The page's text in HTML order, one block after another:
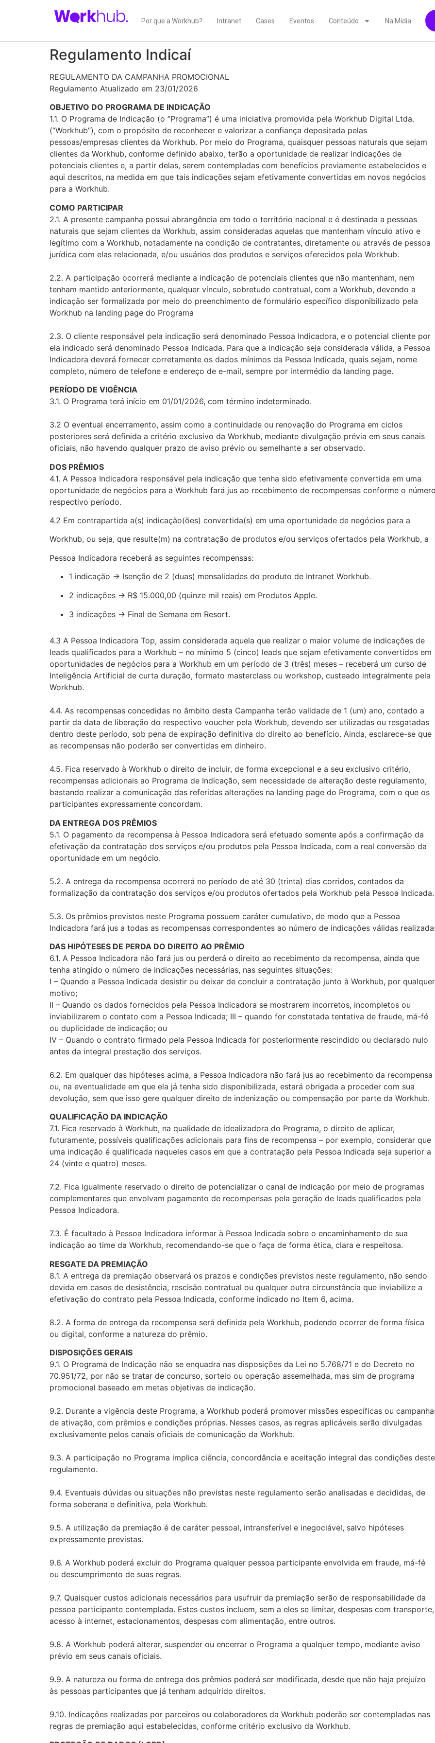
Por que a Workhub? Intranet Cases Eventos Conteúdo Na Mídia
Regulamento Indicaí
REGULAMENTO DA CAMPANHA PROMOCIONAL
Regulamento Atualizado em 23/01/2026
OBJETIVO DO PROGRAMA DE INDICAÇÃO
1.1. O Programa de Indicação (o “Programa”) é uma iniciativa promovida pela Workhub Digital Ltda.
(“Workhub”), com o propósito de reconhecer e valorizar a confiança depositada pelas
pessoas/empresas clientes da Workhub. Por meio do Programa, quaisquer pessoas naturais que sejam
clientes da Workhub, conforme definido abaixo, terão a oportunidade de realizar indicações de
potenciais clientes e, a partir delas, serem contempladas com benefícios previamente estabelecidos e
aqui descritos, na medida em que tais indicações sejam efetivamente convertidas em novos negócios
para a Workhub.
COMO PARTICIPAR
2.1. A presente campanha possui abrangência em todo o território nacional e é destinada a pessoas
naturais que sejam clientes da Workhub, assim consideradas aquelas que mantenham vínculo ativo e
legítimo com a Workhub, notadamente na condição de contratantes, diretamente ou através de pessoa
jurídica com elas relacionada, e/ou usuários dos produtos e serviços oferecidos pela Workhub.
2.2. A participação ocorrerá mediante a indicação de potenciais clientes que não mantenham, nem
tenham mantido anteriormente, qualquer vínculo, sobretudo contratual, com a Workhub, devendo a
indicação ser formalizada por meio do preenchimento de formulário específico disponibilizado pela
Workhub na landing page do Programa
2.3. O cliente responsável pela indicação será denominado Pessoa Indicadora, e o potencial cliente por
ela indicado será denominado Pessoa Indicada. Para que a indicação seja considerada válida, a Pessoa
Indicadora deverá fornecer corretamente os dados mínimos da Pessoa Indicada, quais sejam, nome
completo, número de telefone e endereço de e-mail, sempre por intermédio da landing page.
PERÍODO DE VIGÊNCIA
3.1. O Programa terá início em 01/01/2026, com término indeterminado.
3.2 O eventual encerramento, assim como a continuidade ou renovação do Programa em ciclos
posteriores será definida a critério exclusivo da Workhub, mediante divulgação prévia em seus canais
oficiais, não havendo qualquer prazo de aviso prévio ou semelhante a ser observado.
DOS PRÊMIOS
4.1. A Pessoa Indicadora responsável pela indicação que tenha sido efetivamente convertida em uma
oportunidade de negócios para a Workhub fará jus ao recebimento de recompensas conforme o
respectivo período.
4.2 Em contrapartida a(s) indicação(ões) convertida(s) em uma oportunidade de negócios para a
Workhub, ou seja, que resulte(m) na contratação de produtos e/ou serviços ofertados pela Workhub, a
Pessoa Indicadora receberá as seguintes recompensas:
1 indicação → Isenção de 2 (duas) mensalidades do produto de Intranet Workhub.
2 indicações → R$ 15.000,00 (quinze mil reais) em Produtos Apple.
3 indicações → Final de Semana em Resort.
4.3 A Pessoa Indicadora Top, assim considerada aquela que realizar o maior volume de indicações de
leads qualificados para a Workhub – no mínimo 5 (cinco) leads que sejam efetivamente convertidos em
oportunidades de negócios para a Workhub em um período de 3 (três) meses – receberá um curso de
Inteligência Artificial de curta duração, formato masterclass ou workshop, custeado integralmente pela
Workhub.
4.4. As recompensas concedidas no âmbito desta Campanha terão validade de 1 (um) ano, contado a
partir da data de liberação do respectivo voucher pela Workhub, devendo ser utilizadas ou resgatadas
dentro deste período, sob pena de expiração definitiva do direito ao benefício. Ainda, esclarece-se que
as recompensas não poderão ser convertidas em dinheiro.
4.5. Fica reservado à Workhub o direito de incluir, de forma excepcional e a seu exclusivo critério,
recompensas adicionais ao Programa de Indicação, sem necessidade de alteração deste regulamento,
bastando realizar a comunicação das referidas alterações na landing page do Programa, com o que os
participantes expressamente concordam.
DA ENTREGA DOS PRÊMIOS
5.1. O pagamento da recompensa à Pessoa Indicadora será efetuado somente após a confirmação da
efetivação da contratação dos serviços e/ou produtos pela Pessoa Indicada, com a real conversão da
oportunidade em um negócio.
5.2. A entrega da recompensa ocorrerá no período de até 30 (trinta) dias corridos, contados da
formalização da contratação dos serviços e/ou produtos ofertados pela Workhub pela Pessoa Indicada.
5.3. Os prêmios previstos neste Programa possuem caráter cumulativo, de modo que a Pessoa
Indicadora fará jus a todas as recompensas correspondentes ao número de indicações válidas
DAS HIPÓTESES DE PERDA DO DIREITO AO PRÊMIO
6.1. A Pessoa Indicadora não fará jus ou perderá o direito ao recebimento da recompensa, ainda que
tenha atingido o número de indicações necessárias, nas seguintes situações:
I – Quando a Pessoa Indicada desistir ou deixar de concluir a contratação junto à Workhub, por qualquer
motivo;
II – Quando os dados fornecidos pela Pessoa Indicadora se mostrarem incorretos, incompletos ou
inviabilizarem o contato com a Pessoa Indicada; III – quando for constatada tentativa de fraude, má-fé
ou duplicidade de indicação; ou
IV – Quando o contrato firmado pela Pessoa Indicada for posteriormente rescindido ou declarado nulo
antes da integral prestação dos serviços.
6.2. Em qualquer das hipóteses acima, a Pessoa Indicadora não fará jus ao recebimento da recompensa
ou, na eventualidade em que ela já tenha sido disponibilizada, estará obrigada a proceder com sua
devolução, sem que isso gere qualquer direito de indenização ou compensação por parte da Workhub.
QUALIFICAÇÃO DA INDICAÇÃO
7.1. Fica reservado à Workhub, na qualidade de idealizadora do Programa, o direito de aplicar,
futuramente, possíveis qualificações adicionais para fins de recompensa – por exemplo, considerar que
uma indicação é qualificada naqueles casos em que a contratação pela Pessoa Indicada seja superior a
24 (vinte e quatro) meses.
7.2. Fica igualmente reservado o direito de potencializar o canal de indicação por meio de programas
complementares que envolvam pagamento de recompensas pela geração de leads qualificados pela
Pessoa Indicadora.
7.3. É facultado à Pessoa Indicadora informar à Pessoa Indicada sobre o encaminhamento de sua
indicação ao time da Workhub, recomendando-se que o faça de forma ética, clara e respeitosa.
RESGATE DA PREMIAÇÃO
8.1. A entrega da premiação observará os prazos e condições previstos neste regulamento, não sendo
devida em casos de desistência, rescisão contratual ou qualquer outra circunstância que inviabilize a
efetivação do contrato pela Pessoa Indicada, conforme indicado no Item 6, acima.
8.2. A forma de entrega da recompensa será definida pela Workhub, podendo ocorrer de forma física
ou digital, conforme a natureza do prêmio.
DISPOSIÇÕES GERAIS
9.1. O Programa de Indicação não se enquadra nas disposições da Lei no 5.768/71 e do Decreto no
70.951/72, por não se tratar de concurso, sorteio ou operação assemelhada, mas sim de programa
promocional baseado em metas objetivas de indicação.
9.2. Durante a vigência deste Programa, a Workhub poderá promover missões específicas ou
de ativação, com prêmios e condições próprias. Nesses casos, as regras aplicáveis serão divulgadas
exclusivamente pelos canais oficiais de comunicação da Workhub.
9.3. A participação no Programa implica ciência, concordância e aceitação integral das condições deste
regulamento.
9.4. Eventuais dúvidas ou situações não previstas neste regulamento serão analisadas e decididas, de
forma soberana e definitiva, pela Workhub.
9.5. A utilização da premiação é de caráter pessoal, intransferível e inegociável, salvo hipóteses
expressamente previstas.
9.6. A Workhub poderá excluir do Programa qualquer pessoa participante envolvida em fraude, má-fé
ou descumprimento de suas regras.
9.7. Quaisquer custos adicionais necessários para usufruir da premiação serão de responsabilidade da
pessoa participante contemplada. Estes custos incluem, sem a eles se limitar, despesas com transporte,
acesso à internet, estacionamentos, despesas com alimentação, entre outros.
9.8. A Workhub poderá alterar, suspender ou encerrar o Programa a qualquer tempo, mediante aviso
prévio em seus canais oficiais.
9.9. A natureza ou forma de entrega dos prêmios poderá ser modificada, desde que não haja prejuízo
às pessoas participantes que já tenham adquirido direitos.
9.10. Indicações realizadas por parceiros ou colaboradores da Workhub poderão ser contempladas nas
regras de premiação aqui estabelecidas, conforme critério exclusivo da Workhub.